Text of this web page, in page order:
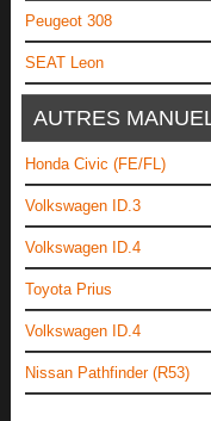
Peugeot 308
SEAT Leon
AUTRES
Honda Civic (FE/FL)
Volkswagen ID.3
Volkswagen ID.4
Toyota Prius
Volkswagen ID.4
Nissan Pathfinder (R53)